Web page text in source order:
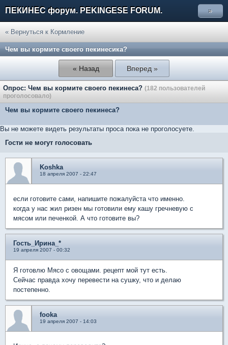
ПЕКИНЕС форум. PEKINGESE FORUM. »
« Вернуться к Кормление
Чем вы кормите своего пекинесика?
« Назад Вперед »
Опрос: Чем вы кормите своего пекинеса? (182 пользователей
проголосовало)
Чем вы кормите своего пекинеса?
Вы не можете видеть результаты проса пока не проголосуете.
Гости не могут голосовать
Koshka
18 апреля 2007 - 22:47
если готовите сами, напишите пожалуйста что именно.
когда у нас жил ризен мы готовили ему кашу гречневую с
мясом или печенкой. А что готовите вы?
Гость_Ирина_*
19 апреля 2007 - 00:32
Я готовлю Мясо с овощами. рецепт мой тут есть.
Сейчас правда хочу перевести на сушку, что и делаю
постепенно.
fooka
19 апреля 2007 - 14:03